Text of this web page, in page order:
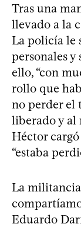
Tras una
llevado a la
La policía le
personales
ello, “con
rollo que
no perder el
liberado y al
Héctor
“estaba
La
Eduardo